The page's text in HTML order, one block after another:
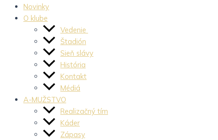
Novinky
O klube
Vedenie
Štadión
Sieň slávy
História
Kontakt
Médiá
A-MUŽSTVO
Realizačný tím
Káder
Zápasy